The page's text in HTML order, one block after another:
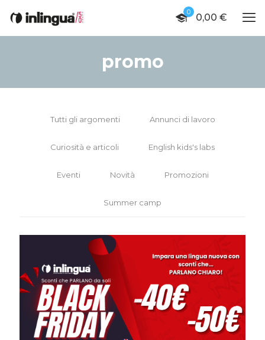
0 0,00 €
promo
Tutti gli argomenti Annunci di lavoro
Curiosità e articoli English kids's labs
Eventi Novità Promozioni
Summer camp